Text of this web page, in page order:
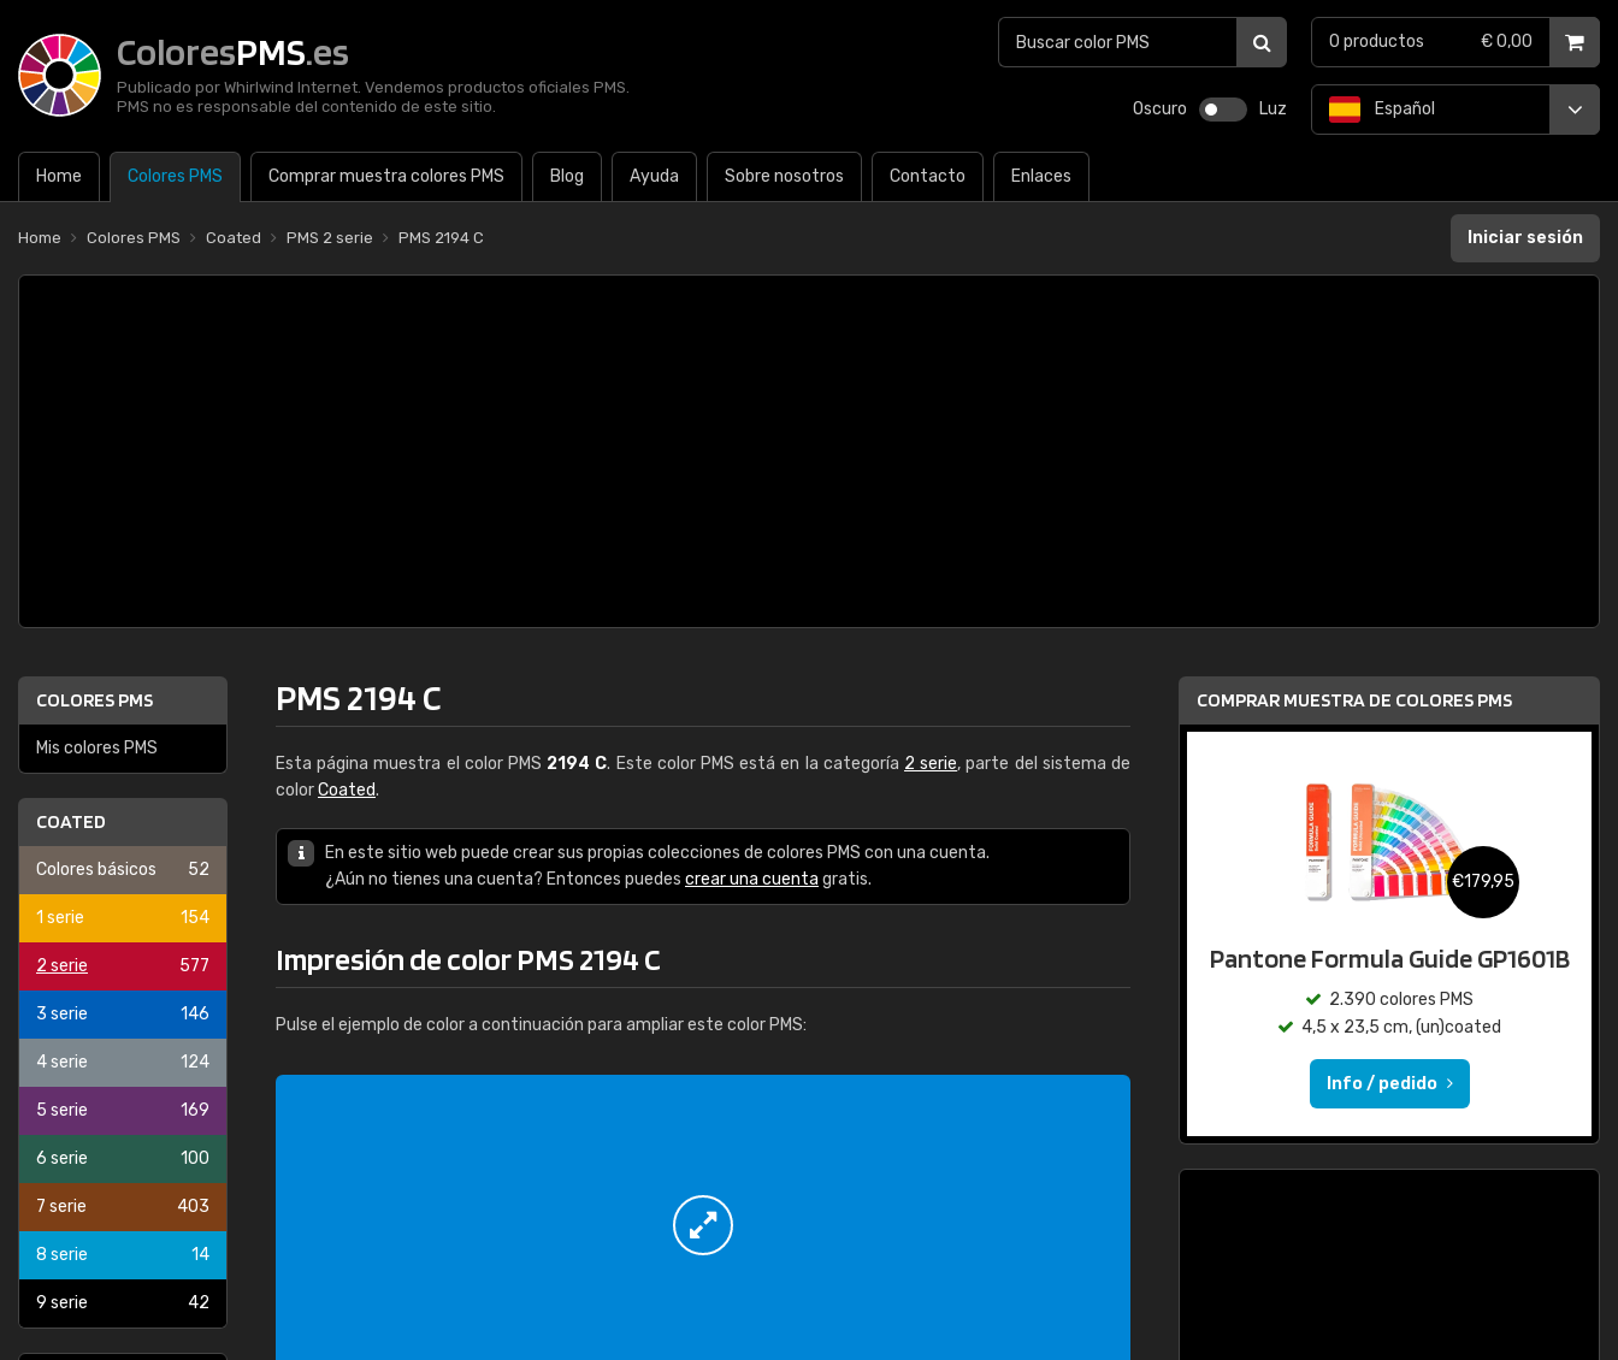
ColoresPMS.es
Publicado por Whirlwind Internet. Vendemos productos oficiales PMS.
PMS no es responsable del contenido de este sitio.
Oscuro Luz
Home Colores PMS Comprar muestra colores PMS Blog Ayuda Sobre nosotros Contacto Enlaces
Español
0 productos € 0,00
Home Colores PMS Coated PMS 2 serie PMS 2194 C Iniciar sesión
COLORES PMS
Mis colores PMS
COATED
Colores básicos 52
1 serie 154
2 serie 577
3 serie 146
4 serie 124
5 serie 169
6 serie 100
7 serie 403
8 serie 14
9 serie 42
PMS 2194 C
Esta página muestra el color PMS 2194 C. Este color PMS está en la categoría 2 serie, parte del sistema de
colorCoated.
En este sitio web puede crear sus propias colecciones de colores PMS con una cuenta.
¿Aún no tienes una cuenta? Entonces puedes crear una cuenta gratis.
Impresión de color PMS 2194 C
Pulse el ejemplo de color a continuación para ampliar este color PMS:
COMPRAR MUESTRA DE COLORES PMS
€179,95
Pantone Formula Guide GP1601B
2.390 colores PMS
4,5 x 23,5 cm, (un)coated
Info / pedido